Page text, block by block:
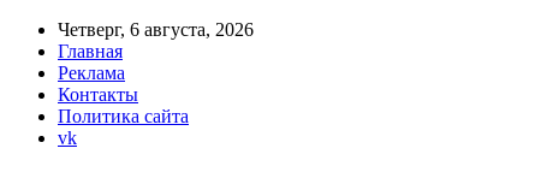
Четверг, 6 августа, 2026
Главная
Реклама
Контакты
Политика сайта
vk